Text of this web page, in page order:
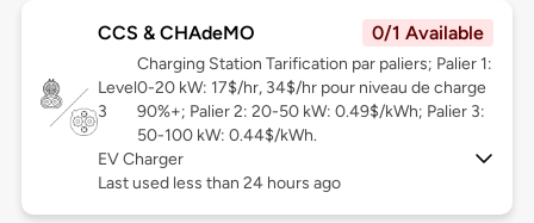
CCS & CHAdeMO 0/1 Available
Level
3
Charging Station Tarification par paliers; Palier 1:
0-20 kW: 17$/hr, 34$/hr pour niveau de charge
90%+; Palier 2: 20-50 kW: 0.49$/kWh; Palier 3:
50-100 kW: 0.44$/kWh.
EV Charger
Last used less than 24 hours ago